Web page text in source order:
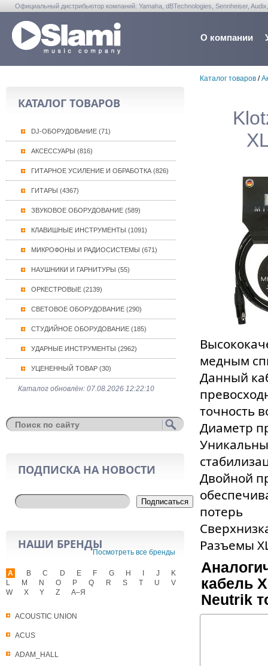
Официальный дистрибьютор компаний: Yamaha, dBTechnologies, Sennheiser,
О компании
КАТАЛОГ ТОВАРОВ
DJ-ОБОРУДОВАНИЕ (71)
АКСЕССУАРЫ (816)
ГИТАРНОЕ УСИЛЕНИЕ И ОБРАБОТКА (826)
ГИТАРЫ (4367)
ЗВУКОВОЕ ОБОРУДОВАНИЕ (589)
КЛАВИШНЫЕ ИНСТРУМЕНТЫ (1091)
МИКРОФОНЫ И РАДИОСИСТЕМЫ (671)
НАУШНИКИ И ГАРНИТУРЫ (55)
ОРКЕСТРОВЫЕ (2139)
СВЕТОВОЕ ОБОРУДОВАНИЕ (290)
СТУДИЙНОЕ ОБОРУДОВАНИЕ (185)
УДАРНЫЕ ИНСТРУМЕНТЫ (2962)
УЦЕНЕННЫЙ ТОВАР (30)
Каталог обновлён: 07.08.2026 12:22:10
ПОДПИСКА НА НОВОСТИ
Подписаться
НАШИ БРЕНДЫ
Посмотреть все бренды
A
ACOUSTIC UNION
ACUS
ADAM_HALL
B C D E F G H J
K
L
M N O P Q R S T U
V
W
X Y Z А–Я
Каталог товаров/
медным
Данный
точность
Диаметр
Двойной
потерь
Разъемы
кабель
Neutrik